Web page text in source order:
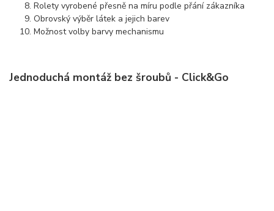
Rolety vyrobené přesně na míru podle přání zákazníka
Obrovský výběr látek a jejich barev
Možnost volby barvy mechanismu
Jednoduchá montáž bez šroubů - Click&Go